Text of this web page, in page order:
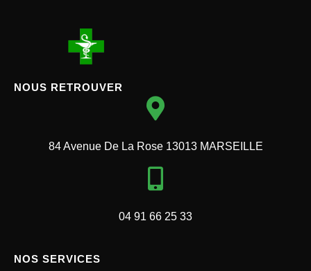
NOUS RETROUVER
84 Avenue De La Rose 13013 MARSEILLE
04 91 66 25 33
NOS SERVICES